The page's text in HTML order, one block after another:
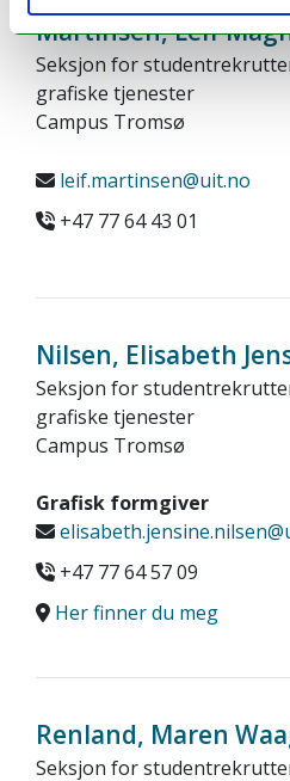
Martinsen, Leif
Seksjon for
grafiske tjenester
Campus Tromsø
leif.martinsen@uit.no
+47 77 64 43 01
Nilsen, Elisabeth
Seksjon for
grafiske tjenester
Campus Tromsø
Grafisk formgiver
+47 77 64 57 09
Her finner du meg
Renland, Maren
Seksjon for